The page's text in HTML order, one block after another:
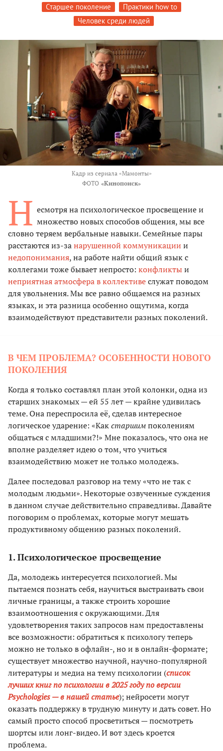
Старшее поколение
Практики how to
Человек среди людей
Кадр из сериала «Мамонты»
ФОТО «Кинопоиск»
Н есмотря на психологическое просвещение и
множество новых способов общения, мы все
словно теряем вербальные навыки. Семейные пары
расстаются из-занарушенной коммуникации и
недопонимания, на работе найти общий язык с
коллегами тоже бывает непросто: конфликтыи
неприятная атмосфера в коллективеслужат поводом
для увольнения. Мы все равно общаемся на разных
языках, и эта разница особенно ощутима, когда
взаимодействуют представители разных поколений.
В ЧЕМ ПРОБЛЕМА? ОСОБЕННОСТИ НОВОГО
ПОКОЛЕНИЯ
Когда я только составлял план этой колонки, одна из
старших знакомых — ей 55 лет — крайне удивилась
теме. Она переспросила её, сделав интересное
логическое ударение: «Какстаршимпоколениям
общаться с младшими?!» Мне показалось, что она не
вполне разделяет идею о том, что учиться
взаимодействию может не только молодежь.
Далее последовал разговор на тему «что не так с
молодым людьми». Некоторые озвученные суждения
в данном случае действительно справедливы. Давайте
поговорим о проблемах, которые могут мешать
продуктивному общению разных поколений.
1. Психологическое просвещение
Да, молодежь интересуется психологией. Мы
пытаемся познать себя, научиться выстраивать свои
личные границы, а также строить хорошие
взаимоотношения с окружающими. Для
удовлетворения таких запросов нам предоставлены
все возможности: обратиться к психологу теперь
можно не только в офлайн-, но и в онлайн-формате;
существует множество научной, научно-популярной
литературы и медиа на тему психологии (список
лучших книг по психологии в 2025 году по версии
Psychologies — в нашей статье); нейросети могут
оказать поддержку в трудную минуту и дать совет. Но
самый просто способ просветиться — посмотреть
шортсы или лонг-видео. И вот здесь кроется
проблема.